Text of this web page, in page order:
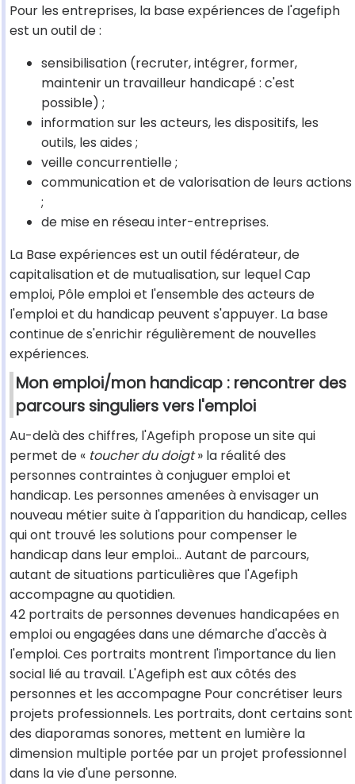
Pour les entreprises, la base expériences de l'agefiph
est un outil de :
sensibilisation (recruter, intégrer, former,
maintenir un travailleur handicapé : c'est
possible) ;
information sur les acteurs, les dispositifs, les
outils, les aides ;
veille concurrentielle ;
communication et de valorisation de leurs actions
;
de mise en réseau inter-entreprises.
La Base expériences est un outil fédérateur, de
capitalisation et de mutualisation, sur lequel Cap
emploi, Pôle emploi et l'ensemble des acteurs de
l'emploi et du handicap peuvent s'appuyer. La base
continue de s'enrichir régulièrement de nouvelles
expériences.
Mon emploi/mon handicap : rencontrer des
parcours singuliers vers l'emploi
Au-delà des chiffres, l'Agefiph propose un site qui
permet de « toucher du doigt» la réalité des
personnes contraintes à conjuguer emploi et
handicap. Les personnes amenées à envisager un
nouveau métier suite à l'apparition du handicap, celles
qui ont trouvé les solutions pour compenser le
handicap dans leur emploi… Autant de parcours,
autant de situations particulières que l'Agefiph
accompagne au quotidien.
42 portraits de personnes devenues handicapées en
emploi ou engagées dans une démarche d'accès à
l'emploi. Ces portraits montrent l'importance du lien
social lié au travail. L'Agefiph est aux côtés des
personnes et les accompagne Pour concrétiser leurs
projets professionnels. Les portraits, dont certains sont
des diaporamas sonores, mettent en lumière la
dimension multiple portée par un projet professionnel
dans la vie d'une personne.